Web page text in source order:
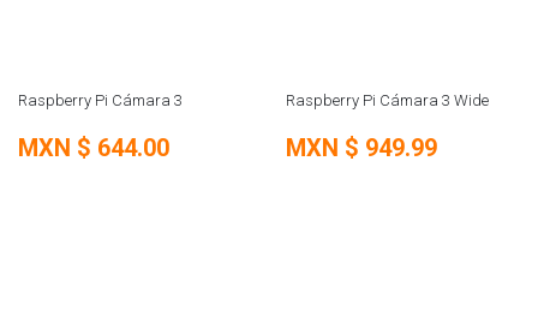
Raspberry Pi Cámara 3
MXN $ 644.00
Raspberry Pi Cámara 3 Wide
MXN $ 949.99